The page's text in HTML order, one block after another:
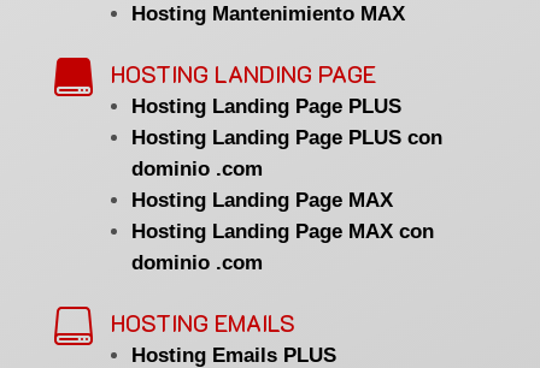
Hosting Mantenimiento MAX
 HOSTING LANDING PAGE
Hosting Landing Page PLUS
Hosting Landing Page PLUS con
dominio .com
Hosting Landing Page MAX
Hosting Landing Page MAX con
dominio .com
 HOSTING EMAILS
Hosting Emails PLUS